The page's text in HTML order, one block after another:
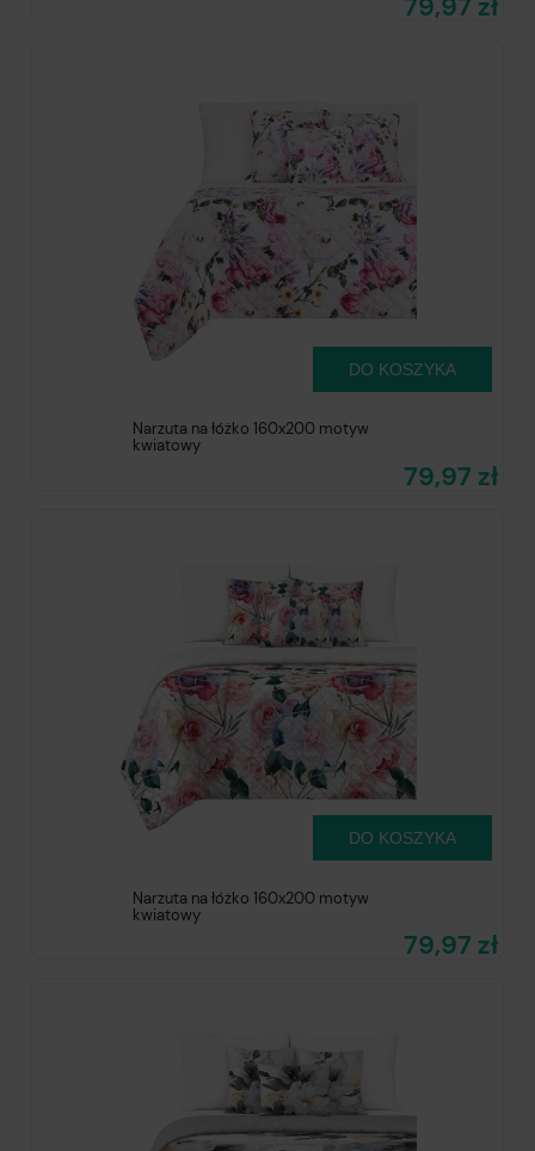
Narzuta na łóżko 160x200 motyw
kwiatowy
79,97 zł
DO KOSZYKA
Narzuta na łóżko 160x200 motyw
kwiatowy
79,97 zł
DO KOSZYKA